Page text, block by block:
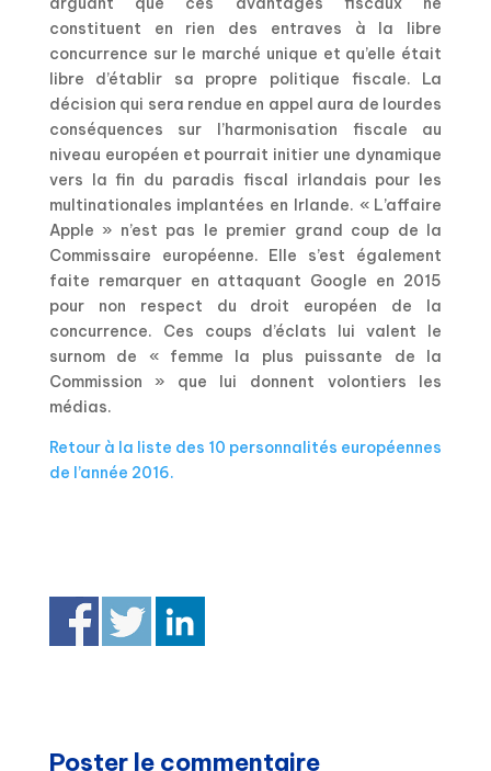
constituent en rien des entraves à la libre
concurrence sur le marché unique et qu’elle était
libre d’établir sa propre politique fiscale. La
décision qui sera rendue en appel aura de lourdes
conséquences sur l’harmonisation fiscale au
niveau européen et pourrait initier une dynamique
vers la fin du paradis fiscal irlandais pour les
multinationales implantées en Irlande. « L’affaire
Apple » n’est pas le premier grand coup de la
Commissaire européenne. Elle s’est également
faite remarquer en attaquant Google en 2015
pour non respect du droit européen de la
concurrence. Ces coups d’éclats lui valent le
surnom de « femme la plus puissante de la
Commission » que lui donnent volontiers les
médias.
Retour à la liste des 10 personnalités européennes
de l’année 2016.
Poster le commentaire